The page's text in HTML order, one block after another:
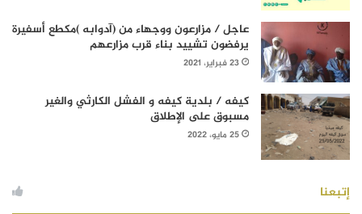
عاجل / مزارعون ووجهاء من (آدوابه )مكطع أسفيرة
يرفضون تشييد بناء قرب مزارعهم
23 فبراير، 2021
كيفه / بلدية كيفه و الفشل الكارثي والغير
مسبوق على الإطلاق
25 مايو، 2022
إتبعنا